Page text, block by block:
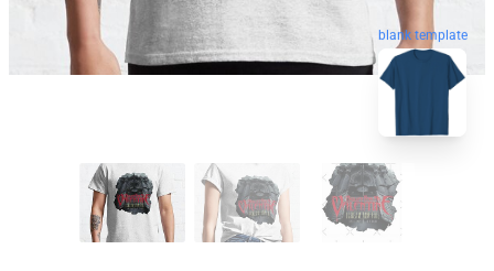
blank template